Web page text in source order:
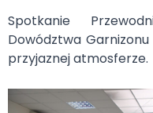
Spotkanie
Dowództwa
przyjaznej atmosferze.